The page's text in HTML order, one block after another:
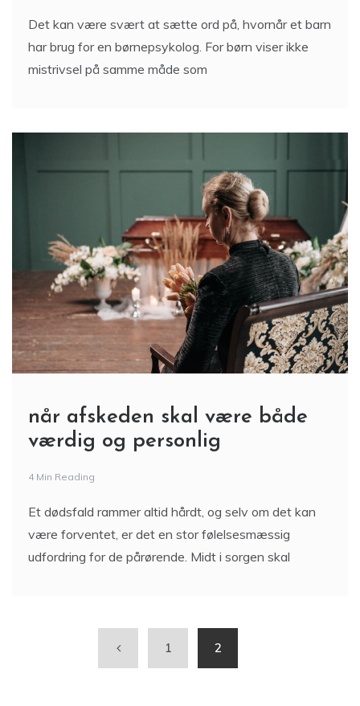
Det kan være svært at sætte ord på, hvornår et barn
har brug for en børnepsykolog. For børn viser ikke
mistrivsel på samme måde som
når afskeden skal være både
værdig og personlig
4 Min Reading
Et dødsfald rammer altid hårdt, og selv om det kan
være forventet, er det en stor følelsesmæssig
udfordring for de pårørende. Midt i sorgen skal
1 2